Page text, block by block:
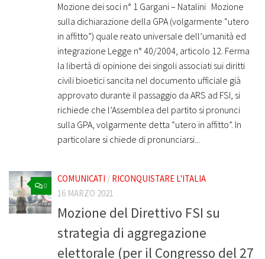
Mozione dei soci n° 1 Gargani – Natalini Mozione
sulla dichiarazione della GPA (volgarmente “utero
in affitto”) quale reato universale dell’umanità ed
integrazione Legge n° 40/2004, articolo 12. Ferma
la libertà di opinione dei singoli associati sui diritti
civili bioetici sancita nel documento ufficiale già
approvato durante il passaggio da ARS ad FSI, si
richiede che l’Assemblea del partito si pronunci
sulla GPA, volgarmente detta “utero in affitto”. In
particolare si chiede di pronunciarsi...
0
COMUNICATI / RICONQUISTARE L'ITALIA
16 MARZO 2021
Mozione del Direttivo FSI su
strategia di aggregazione
elettorale (per il Congresso del 27